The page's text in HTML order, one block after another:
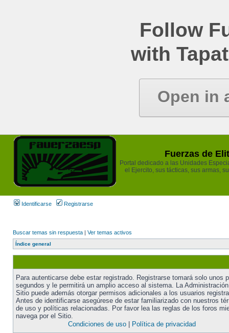
Follow
with
Open in
Fuerzas de
Portal dedicado a las Unidades
el Ejercito, sus tácticas, sus armas,
Identificarse Registrarse
Buscar temas sin respuesta | Ver temas activos
Índice general
Para autenticarse debe estar registrado. Registrarse tomará solo unos
segundos y le permitirá un amplio acceso al sistema. La
Sitio puede además otorgar permisos adicionales a los usuarios
Antes de identificarse asegúrese de estar familiarizado con nuestros
de uso y políticas relacionadas. Por favor lea las reglas de los foros
navega por el Sitio.
Condiciones de uso| Política de privacidad